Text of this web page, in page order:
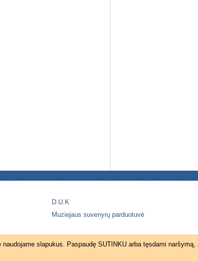
D.U.K
Muziejaus suvenyrų parduotuvė
slapukus. Paspaudę SUTINKU arba tęsdami